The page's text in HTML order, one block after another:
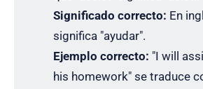
Significado correcto: En
significa "ayudar".
Ejemplo correcto: "I will
his homework" se traduce